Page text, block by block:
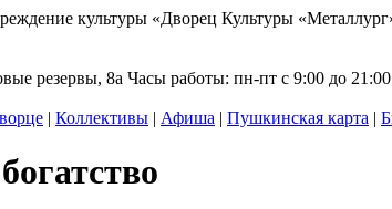
культуры «Дворец Культуры
резервы, 8а Часы работы: пн-пт с 9:00 до 21:00
| Коллективы | Афиша | Пушкинская карта |